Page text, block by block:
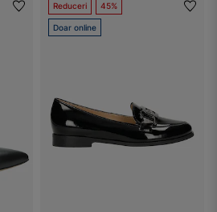
Reduceri 45%
Doar online